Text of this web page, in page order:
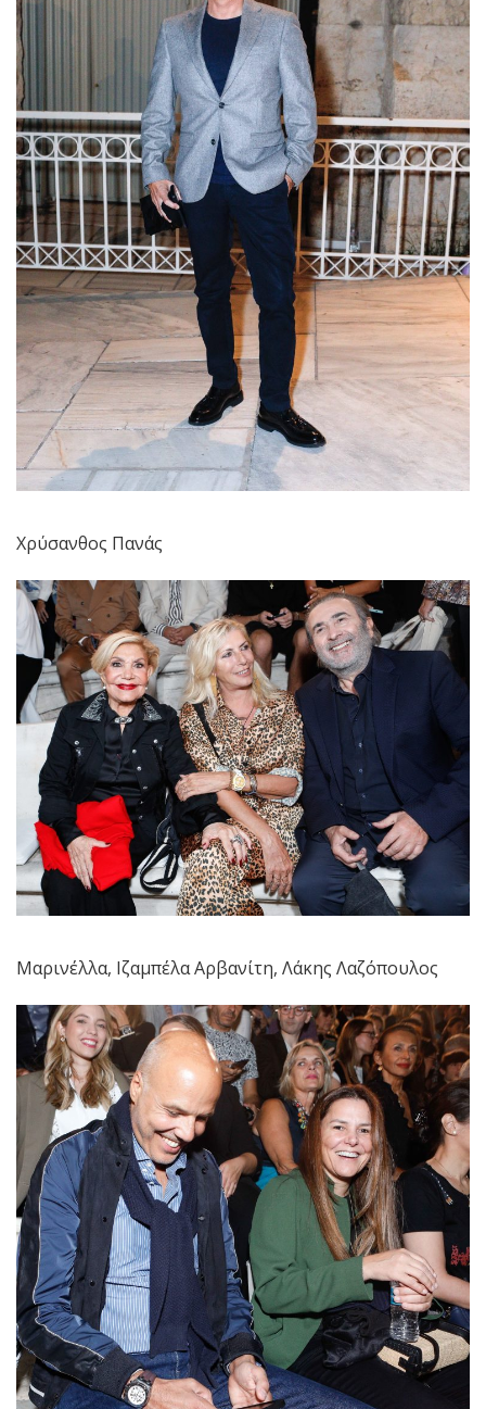
Χρύσανθος Πανάς
Μαρινέλλα, Ιζαμπέλα Αρβανίτη, Λάκης Λαζόπουλος